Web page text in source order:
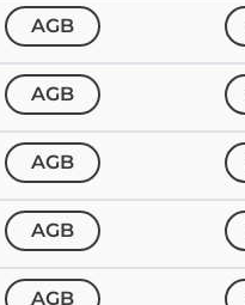
AGB
AGB
AGB
AGB
AGB